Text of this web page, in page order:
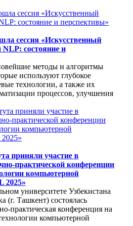
сессия «Искусственный
NLP: состояние и
методы и алгоритмы
используют глубокое
технологии, а также их
процессов, улучшения
приняли участие в
практической конференции
компьютерной
2025»
университете Узбекистана
(г. Ташкент) состоялась
практическая конференция на
компьютерной